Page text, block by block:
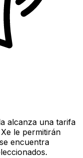
alcanza una tarifa
le permitirán
encuentra